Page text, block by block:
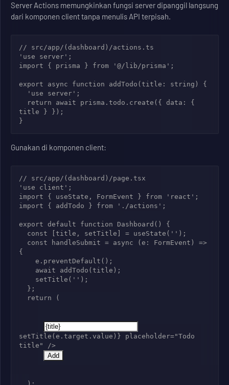
Server Actions memungkinkan fungsi server dipanggil langsung
dari komponen client tanpa menulis API terpisah.
// src/app/(dashboard)/actions.ts
'use server';
import { prisma } from '@/lib/prisma';
export async function addTodo(title: string) {
title } });
Gunakan di komponen client:
// src/app/(dashboard)/page.tsx
'use client';
import { useState, FormEvent } from 'react';
import { addTodo } from './actions';
export default function Dashboard() {
{
setTitle(e.target.value)} placeholder="Todo
title" />
Add